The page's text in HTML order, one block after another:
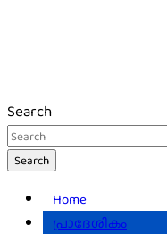
Search
Search
Home
പ്രാദേശികം